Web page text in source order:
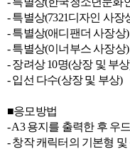
- 특별상(7321디자인 사장
- 특별상(애디팬더 사장상
- 특별상(이너부스 사장상
- 장려상 10명(상장 및 부
- 입선 다수(상장 및 부상)
■응모방법
- A3 용지를 출력한 후 우
- 창작 캐릭터의 기본형